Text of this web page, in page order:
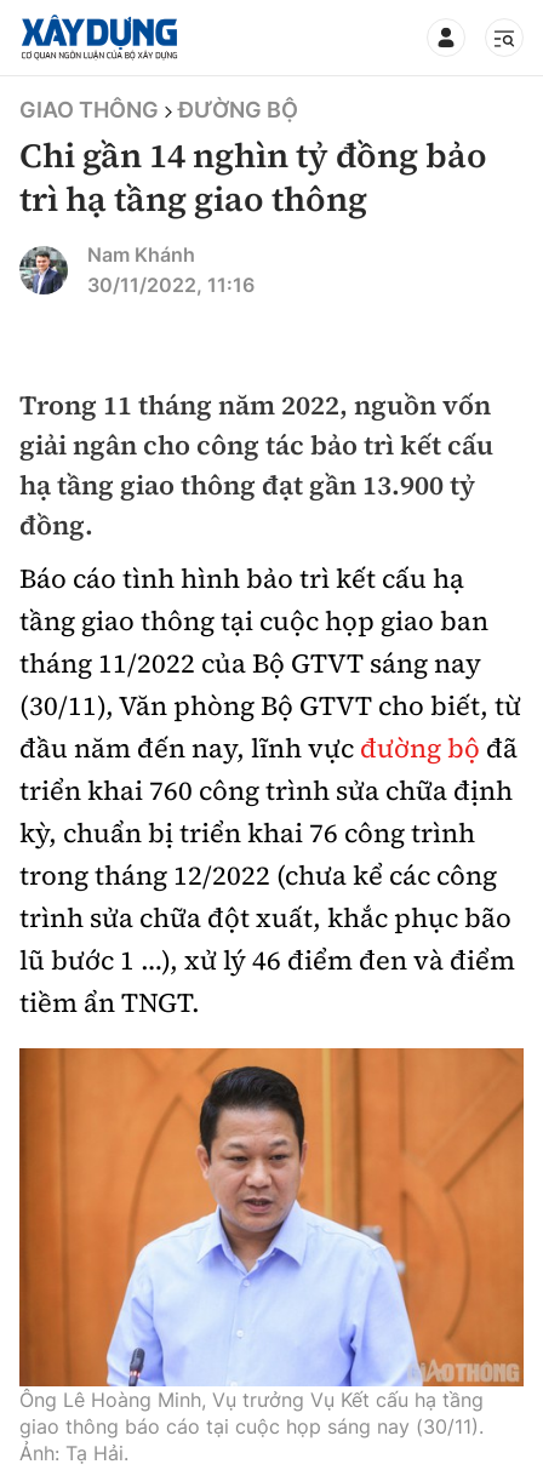
TIN BỘ XÂY DỰNG
CHUYÊN MỤC
Chính trị
Xã hội
Chuyện dọc đường
Cải chính
Xây dựng
Chỉ đạo điều hành
Quy hoạch kiến trúc
Vật liệu xây dựng
Giám định chất lượng
Quản lý đô thị
Giao thông
Quản lý
Đường bộ
Hàng không
Đường sắt
Đăng kiểm
Đường sắt tốc độ cao
Đường thủy
Hàng hải
Đường sắt đô thị
Mời thầu - Đấu thầu
Thi viết về GTVT
Kinh tế
Thị trường
Tài chính
Chứng khoán
Bảo hiểm
Doanh nghiệp
Pháp luật
Thanh tra
An ninh hình sự
Điều tra
Pháp đình
Hỏi - Đáp
An toàn giao thông
Giao thông 24h
ATGT địa phương
Văn hóa giao thông
Gương sáng giao thông
Chất lượng sống
Giáo dục
Y tế
Đời sống
Lao động - Công đoàn
Văn hóa - Giải Trí
Showbiz
Thể thao
Bóng đá
Hậu trường sao
360 độ thể thao
Sản phẩm mới
Thời sự Quốc tế
Thế giới giao thông
Thế giới xây dựng
Ẩm thực
Khám phá
Camera giao thông
Cơ quan chủ quản: Bộ Xây dựng
GIAO THÔNG ĐƯỜNG BỘ
Chi gần 14 nghìn tỷ đồng bảo
trì hạ tầng giao thông
Nam Khánh
30/11/2022, 11:16
Trong 11 tháng năm 2022, nguồn vốn
giải ngân cho công tác bảo trì kết cấu
hạ tầng giao thông đạt gần 13.900 tỷ
đồng.
Báo cáo tình hình bảo trì kết cấu hạ
tầng giao thông tại cuộc họp giao ban
tháng 11/2022 của Bộ GTVT sáng nay
(30/11), Văn phòng Bộ GTVT cho biết, từ
đầu năm đến nay, lĩnh vực đường bộ đã
triển khai 760 công trình sửa chữa định
kỳ, chuẩn bị triển khai 76 công trình
trong tháng 12/2022 (chưa kể các công
trình sửa chữa đột xuất, khắc phục bão
lũ bước 1 …), xử lý 46 điểm đen và điểm
tiềm ẩn TNGT.
Ông Lê Hoàng Minh, Vụ trưởng Vụ Kết cấu hạ tầng
giao thông báo cáo tại cuộc họp sáng nay (30/11).
Ảnh: Tạ Hải.